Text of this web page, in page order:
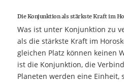
Die Konjunktion als stärkste Kraft im
Was ist unter Konjunktion zu
als die stärkste Kraft im
gleichen Platz können keinen
ist die Konjunktion, die
Planeten werden eine Einheit,